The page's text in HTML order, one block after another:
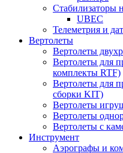
Стабилизаторы
UBEC
Телеметрия и
Вертолеты
Вертолеты
Вертолеты для
комплекты RTF)
Вертолеты для
сборки KIT)
Вертолеты
Вертолеты
Вертолеты с
Инструмент
Аэрографы и